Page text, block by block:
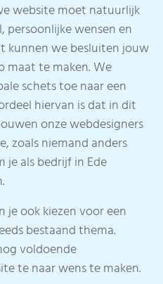
website moet natuurlijk
wensen en
kunnen we besluiten jouw
maat te maken. We
schets toe naar een
hiervan is dat in dit
onze webdesigners
zoals niemand anders
je als bedrijf in Ede
je ook kiezen voor een
bestaand thema.
voldoende
te naar wens te maken.